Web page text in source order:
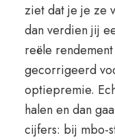
ziet dat je je ze
dan verdien jij
reële
gecorrigeerd
optiepremie.
halen en dan
cijfers: bij mbo-